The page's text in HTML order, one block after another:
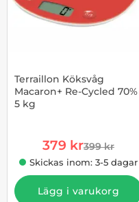
Terraillon Köksvåg
Macaron+ Re-Cycled 70%
5 kg
rea pris
379 krtidigare pris
399 kr
Skickas inom: 3-5 dagar
Lägg i varukorg